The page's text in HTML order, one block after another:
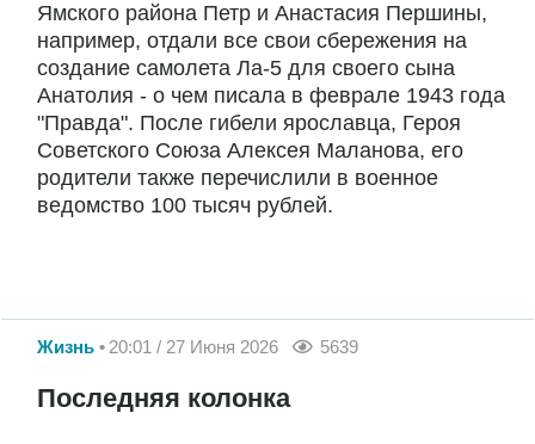
Ямского района Петр и Анастасия Першины,
например, отдали все свои сбережения на
создание самолета Ла-5 для своего сына
Анатолия - о чем писала в феврале 1943 года
"Правда". После гибели ярославца, Героя
Советского Союза Алексея Маланова, его
родители также перечислили в военное
ведомство 100 тысяч рублей.
Жизнь 20:01 / 27 Июня 2026 5639
Последняя колонка